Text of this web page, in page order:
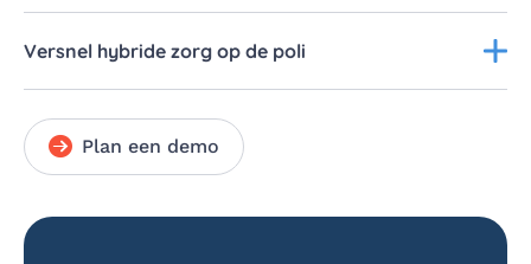
Versnel hybride zorg op de poli
Plan een demo